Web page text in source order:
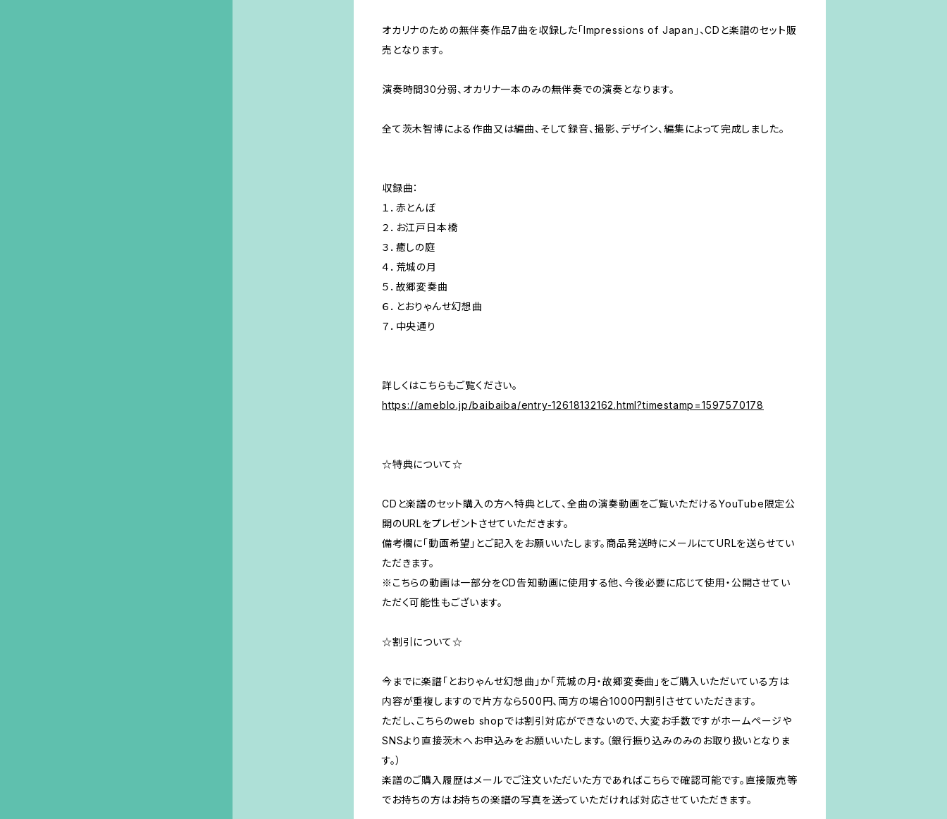
オカリナのための無伴奏作品7曲を収録した「Impressions of Japan」、CDと楽譜のセット販
売となります。
演奏時間30分弱、オカリナ一本のみの無伴奏での演奏となります。
全て茨木智博による作曲又は編曲、そして録音、撮影、デザイン、編集によって完成しました。
収録曲：
１．赤とんぼ
２．お江戸日本橋
３．癒しの庭
４．荒城の月
５．故郷変奏曲
６．とおりゃんせ幻想曲
７．中央通り
詳しくはこちらもご覧ください。
https://ameblo.jp/baibaiba/entry-12618132162.html?timestamp=1597570178
☆特典について☆
CDと楽譜のセット購入の方へ特典として、全曲の演奏動画をご覧いただけるYouTube限定公
開のURLをプレゼントさせていただきます。
備考欄に「動画希望」とご記入をお願いいたします。商品発送時にメールにてURLを送らせてい
ただきます。
※こちらの動画は一部分をCD告知動画に使用する他、今後必要に応じて使用・公開させてい
ただく可能性もございます。
☆割引について☆
今までに楽譜「とおりゃんせ幻想曲」か「荒城の月・故郷変奏曲」をご購入いただいている方は
内容が重複しますので片方なら500円、両方の場合1000円割引させていただきます。
ただし、こちらのweb shopでは割引対応ができないので、大変お手数ですがホームページや
SNSより直接茨木へお申込みをお願いいたします。（銀行振り込みのみのお取り扱いとなりま
す。）
楽譜のご購入履歴はメールでご注文いただいた方であればこちらで確認可能です。直接販売等
でお持ちの方はお持ちの楽譜の写真を送っていただければ対応させていただきます。